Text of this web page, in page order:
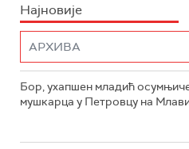
Најновије
Бор, ухапшен младић
мушкарца у Петровцу на